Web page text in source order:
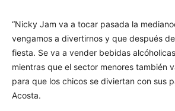
“Nicky Jam va a tocar pasada la
vengamos a divertirnos y que después
fiesta. Se va a vender bebidas
mientras que el sector menores también
para que los chicos se diviertan con sus
Acosta.